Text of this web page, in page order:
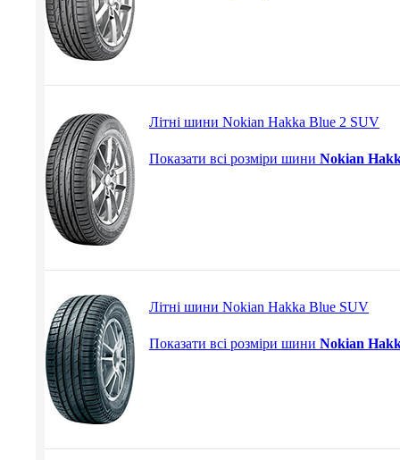
Літні шини Nokian Hakka Blue 2 SUV
Показати всі розміри шини Nokian
Літні шини Nokian Hakka Blue SUV
Показати всі розміри шини Nokian